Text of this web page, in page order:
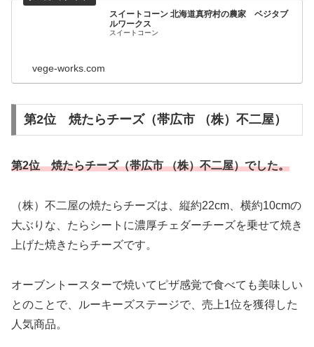
スイートコーン 北海道真狩村の農家 ベジタブ
ルワークス
スイートコーン
vege-works.com
第2位 焼たらチーズ（帯広市 （株）不二屋）
第2位 焼たらチーズ（帯広市 （株）不二屋）でした。
（株）不二屋の焼たらチーズは、縦約22cm、横約10cmの
大ぶりな、たらシートに濃厚チェダーチーズを乗せて焼き
上げた焼きたらチーズです。
オーブントースターで焼いてピザ感覚で食べても美味しい
とのことで、ルーキーズステージで、売上1位を獲得した
人気商品。